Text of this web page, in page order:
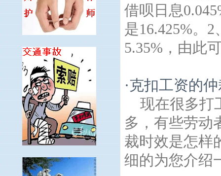
借呗日息
是16.425%。
5.35%，由此
·克扣工资的
现在很多打
多，有些劳动
裁时效是怎样
细的为您介绍